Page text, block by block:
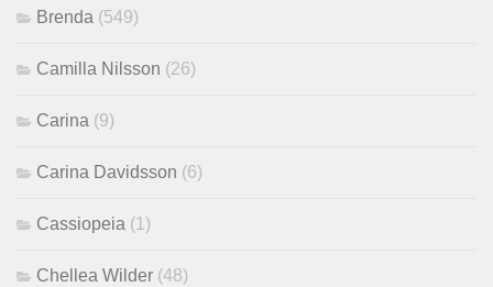
Brenda (549)
Camilla Nilsson (26)
Carina (9)
Carina Davidsson (6)
Cassiopeia (1)
Chellea Wilder (48)